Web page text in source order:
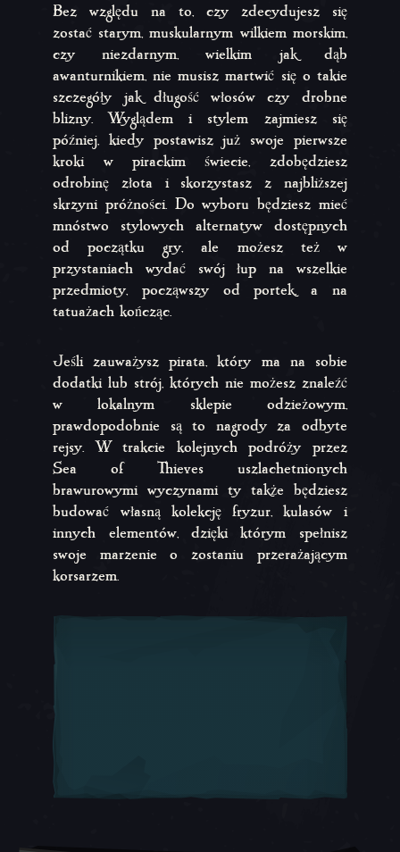
Bez względu na to, czy zdecydujesz się
zostać starym, muskularnym wilkiem morskim,
czy niezdarnym, wielkim jak dąb
awanturnikiem, nie musisz martwić się o takie
szczegóły jak długość włosów czy drobne
blizny. Wyglądem i stylem zajmiesz się
później, kiedy postawisz już swoje pierwsze
kroki w pirackim świecie, zdobędziesz
odrobinę złota i skorzystasz z najbliższej
skrzyni próżności. Do wyboru będziesz mieć
mnóstwo stylowych alternatyw dostępnych
od początku gry, ale możesz też w
przystaniach wydać swój łup na wszelkie
przedmioty, począwszy od portek, a na
tatuażach kończąc.
Jeśli zauważysz pirata, który ma na sobie
dodatki lub strój, których nie możesz znaleźć
w lokalnym sklepie odzieżowym,
prawdopodobnie są to nagrody za odbyte
rejsy. W trakcie kolejnych podróży przez
Sea of Thieves uszlachetnionych
brawurowymi wyczynami ty także będziesz
budować własną kolekcję fryzur, kulasów i
innych elementów, dzięki którym spełnisz
swoje marzenie o zostaniu przerażającym
korsarzem.